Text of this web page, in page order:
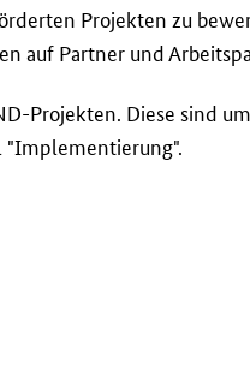
Projekten zu
auf Partner und
Projekten. Diese sind
"Implementierung".